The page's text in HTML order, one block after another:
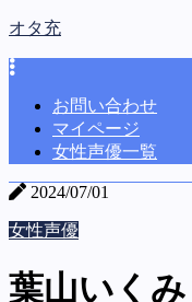
オタ充
お問い合わせ
マイページ
女性声優一覧
2024/07/01
女性声優
葉山いくみ